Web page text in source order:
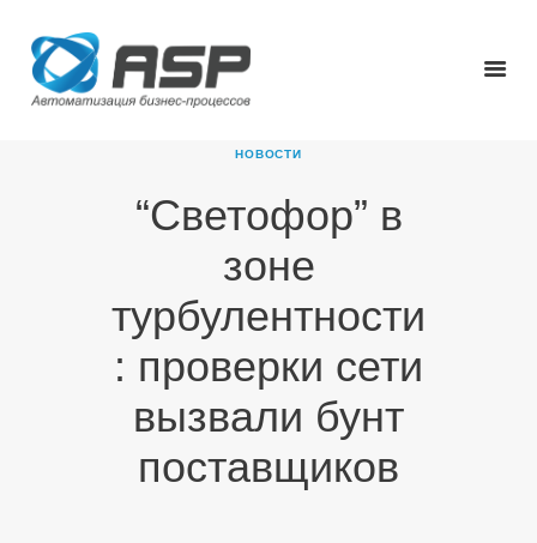
НОВОСТИ
“Светофор” в
зоне
турбулентности
: проверки сети
вызвали бунт
поставщиков
ГЛАВНАЯ
О КОМПАНИИ
ПРОДУКТЫ
НОВОСТИ
КАРЬЕРА
ПАРТНЕРЫ
КОНТАКТЫ